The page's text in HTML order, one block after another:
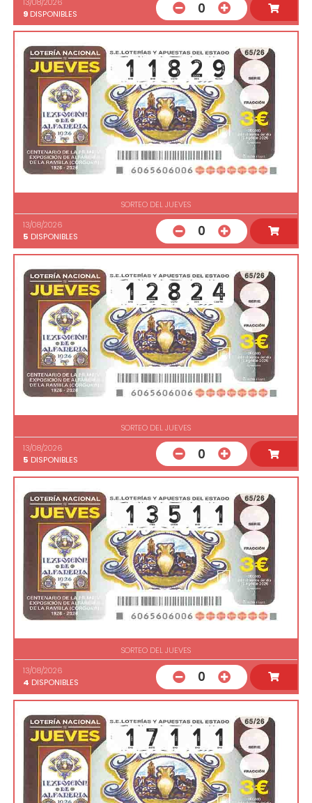
9 DISPONIBLES 0
SORTEO DEL JUEVES
13/08/2026
5 DISPONIBLES 0
SORTEO DEL JUEVES
13/08/2026
5 DISPONIBLES 0
SORTEO DEL JUEVES
13/08/2026
4 DISPONIBLES 0